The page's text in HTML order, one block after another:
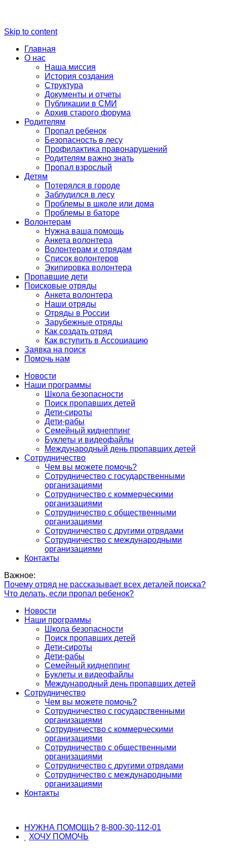
Skip to content
Главная
О нас
Наша миссия
История создания
Структура
Документы и отчеты
Публикации в СМИ
Архив старого форума
Родителям
Пропал ребенок
Безопасность в лесу
Профилактика правонарушений
Родителям важно знать
Пропал взрослый
Детям
Потерялся в городе
Заблудился в лесу
Проблемы в школе или дома
Проблемы в баторе
Волонтерам
Нужна ваша помощь
Анкета волонтера
Волонтерам и отрядам
Список волонтеров
Экипировка волонтера
Пропавшие дети
Поисковые отряды
Анкета волонтера
Наши отряды
Отряды в России
Зарубежные отряды
Как создать отряд
Как вступить в Ассоциацию
Заявка на поиск
Помочь нам
Новости
Наши программы
Школа безопасности
Поиск пропавших детей
Дети-сироты
Дети-рабы
Семейный киднеппинг
Буклеты и видеофайлы
Международный день пропавших детей
Сотрудничество
Чем вы можете помочь?
Сотрудничество с государственными
организациями
Сотрудничество с коммерческими
организациями
Сотрудничество с общественными
организациями
Сотрудничество с другими отрядами
Сотрудничество с международными
организациями
Контакты
Важное:
Почему отряд не рассказывает всех деталей поиска?
Что делать, если пропал ребенок?
Новости
Наши программы
Школа безопасности
Поиск пропавших детей
Дети-сироты
Дети-рабы
Семейный киднеппинг
Буклеты и видеофайлы
Международный день пропавших детей
Сотрудничество
Чем вы можете помочь?
Сотрудничество с государственными
организациями
Сотрудничество с коммерческими
организациями
Сотрудничество с общественными
организациями
Сотрудничество с другими отрядами
Сотрудничество с международными
организациями
Контакты
НУЖНА ПОМОЩЬ? 8-800-30-112-01
ХОЧУ ПОМОЧЬ